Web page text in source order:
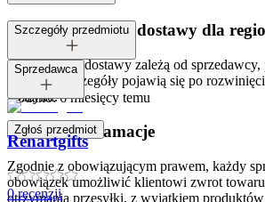
Dostępne metody dostawy dla
Opcje i koszt dostawy zależą od
dostawy. Szczegóły pojawią się po
koszyku.
Zwroty i reklamacje
Zgodnie z obowiązującym prawem, każdy
obowiązek umożliwić klientowi zwrot
otrzymania przesyłki, z wyjątkiem
Szczegóły przedmiotu
Tagi:
Dodano:6 miesięcy temu
Zgłoś przedmiot
Sprzedawca
Renartgifts
0recenzji